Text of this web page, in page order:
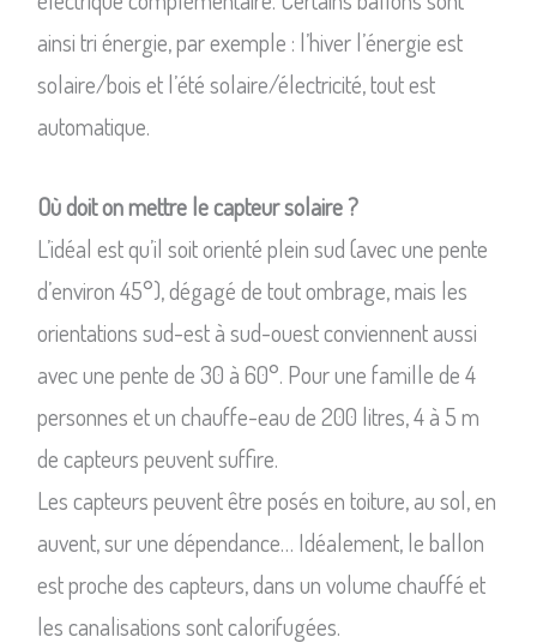
ainsi tri énergie, par exemple : l’hiver l’énergie est
solaire/bois et l’été solaire/électricité, tout est
automatique.
Où doit on mettre le capteur solaire ?
L’idéal est qu’il soit orienté plein sud (avec une pente
d’environ 45°), dégagé de tout ombrage, mais les
orientations sud-est à sud-ouest conviennent aussi
avec une pente de 30 à 60°. Pour une famille de 4
personnes et un chauffe-eau de 200 litres, 4 à 5 m
de capteurs peuvent suffire.
Les capteurs peuvent être posés en toiture, au sol, en
auvent, sur une dépendance… Idéalement, le ballon
est proche des capteurs, dans un volume chauffé et
les canalisations sont calorifugées.